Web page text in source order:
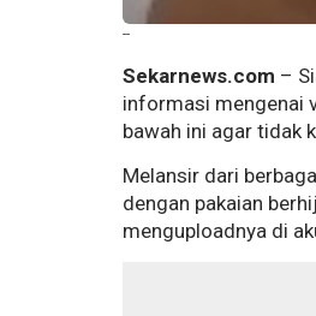
--
Sekarnews.com –
informasi mengenai
bawah ini agar tidak
Melansir dari
dengan pakaian
menguploadnya di